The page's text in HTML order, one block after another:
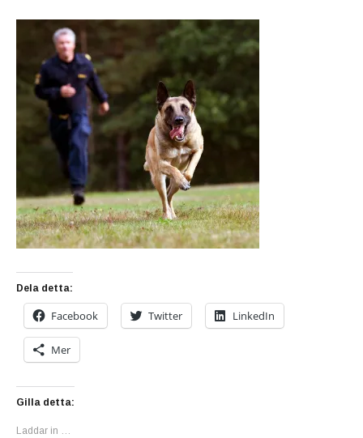
Dela detta:
Facebook Twitter LinkedIn
Mer
Gilla detta:
Laddar in …